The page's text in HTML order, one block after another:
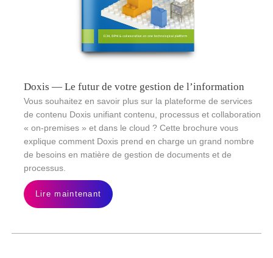
Doxis — Le futur de votre gestion de l’information
Vous souhaitez en savoir plus sur la plateforme de services
de contenu Doxis unifiant contenu, processus et collaboration
« on-premises » et dans le cloud ? Cette brochure vous
explique comment Doxis prend en charge un grand nombre
de besoins en matière de gestion de documents et de
processus.
Lire maintenant